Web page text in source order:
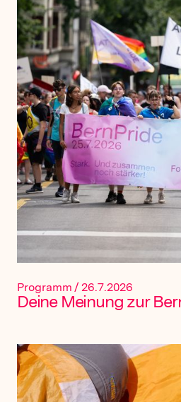
Programm / 26.7.2026
Deine Meinung zur